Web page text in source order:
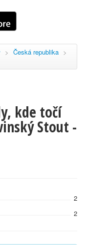
> Česká republika >
kde točí
Stout -
2
2